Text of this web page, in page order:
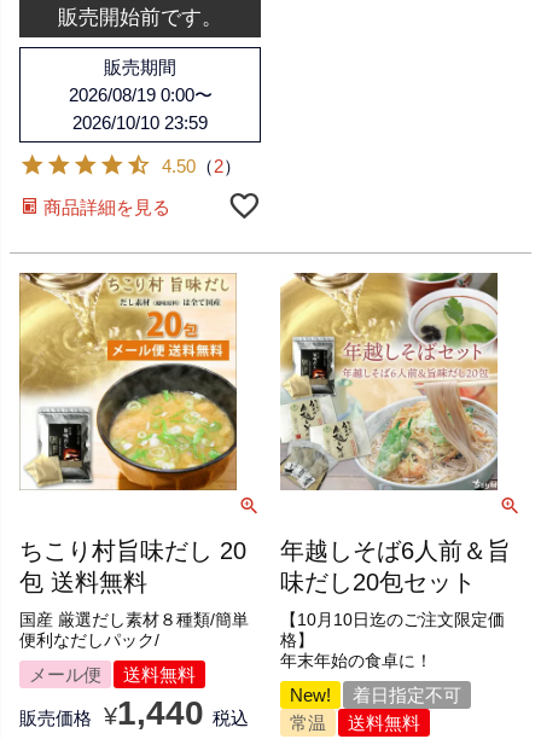
販売開始前です。
販売期間
2026/08/19 0:00〜
2026/10/10 23:59
4.50 （2）
商品詳細を見る
国産 厳選だし素材８種類/簡単
便利なだしパック/
ちこり村旨味だし 20
包 送料無料
メール便 送料無料
販売価格 ¥1,440 税込
【10月10日迄のご注文限定価
格】
年末年始の食卓に！
年越しそば6人前＆旨
味だし20包セット
New!
着日指定不可
常温
送料無料